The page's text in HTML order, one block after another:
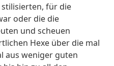
für die
oder die die
und scheuen
Hexe über die mal
aus weniger guten